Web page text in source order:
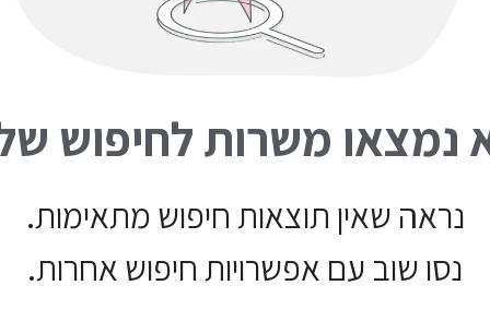
נמצאו משרות לחיפוש
נראה שאין תוצאות חיפוש מתאימות.
נסו שוב עם אפשרויות חיפוש אחרות.